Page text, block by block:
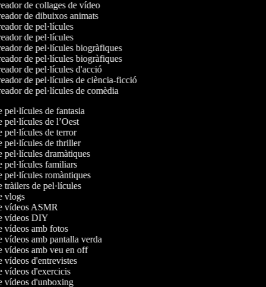
de collages de vídeo
de dibuixos animats
de pel·lícules
de pel·lícules
de pel·lícules biogràfiques
de pel·lícules biogràfiques
de pel·lícules d'acció
de pel·lícules de ciència-ficció
de pel·lícules de comèdia
pel·lícules de fantasia
pel·lícules de l’Oest
pel·lícules de terror
pel·lícules de thriller
pel·lícules dramàtiques
pel·lícules familiars
pel·lícules romàntiques
tràilers de pel·lícules
vlogs
vídeos ASMR
vídeos DIY
vídeos amb fotos
vídeos amb pantalla verda
vídeos amb veu en off
vídeos d'entrevistes
vídeos d'exercicis
vídeos d'unboxing